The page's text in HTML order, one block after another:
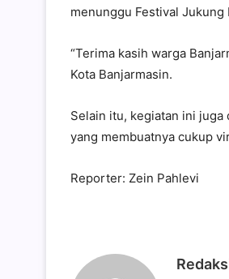
menunggu Festival
“Terima kasih warga
Kota Banjarmasin.
Selain itu, kegiatan ini juga
yang membuatnya cukup
Reporter: Zein Pahlevi